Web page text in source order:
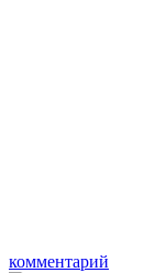
комментарий